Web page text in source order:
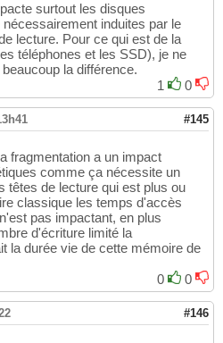
surtout les disques
induites par le
lecture. Pour ce qui est de la
téléphones et les SSD), je ne
la différence.
1
0
#145
fragmentation a un impact
comme ça nécessite un
têtes de lecture qui est plus ou
classique les temps d'accès
pas impactant, en plus
d'écriture limité la
la durée vie de cette mémoire de
0
0
#146